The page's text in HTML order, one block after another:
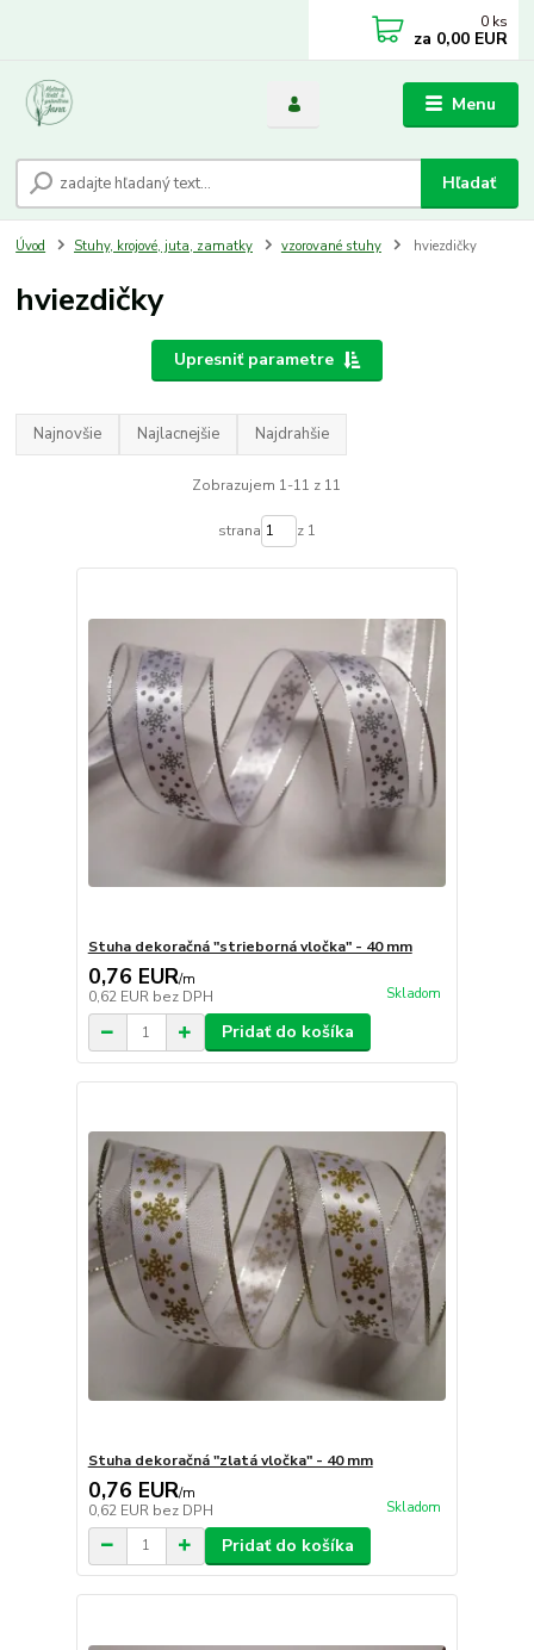
Menu
Hľadať
0 ks
za 0,00 EUR
Úvod Stuhy, krojové, juta, zamatky vzorované stuhy hviezdičky
hviezdičky
Upresniť parametre
Najnovšie Najlacnejšie Najdrahšie
Zobrazujem 1-11 z 11
strana z 1
Stuha dekoračná "strieborná vločka" - 40 mm
0,76 EUR/m
0,62 EUR bez DPH Skladom
Pridať do košíka
Stuha dekoračná "zlatá vločka" - 40 mm
0,76 EUR/m
0,62 EUR bez DPH Skladom
Pridať do košíka